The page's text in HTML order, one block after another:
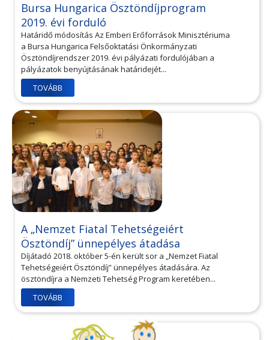
Bursa Hungarica Ösztöndíjprogram
2019. évi forduló
Határidő módosítás Az Emberi Erőforrások Minisztériuma
a Bursa Hungarica Felsőoktatási Önkormányzati
Ösztöndíjrendszer 2019. évi pályázati fordulójában a
pályázatok benyújtásának határidejét...
TOVÁBB
A „Nemzet Fiatal Tehetségeiért
Ösztöndíj” ünnepélyes átadása
Díjátadó 2018. október 5-én került sor a „Nemzet Fiatal
Tehetségeiért Ösztöndíj” ünnepélyes átadására. Az
ösztöndíjra a Nemzeti Tehetség Program keretében...
TOVÁBB